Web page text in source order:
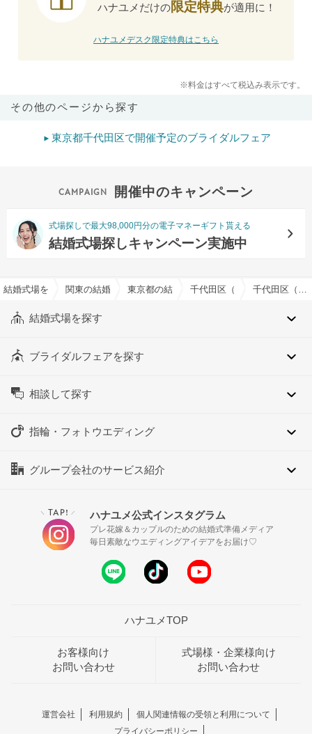
ハナユメだけの限定特典が適用に！
ハナユメデスク限定特典はこちら
※料金はすべて税込み表示です。
その他のページから探す
東京都千代田区で開催予定のブライダルフェア
開催中のキャンペーン
式場探しで最大98,000円分の電子マネーギフト貰える
結婚式場探しキャンペーン実施中
結婚式場を探すならハナユメ
関東の結婚式場東京都の結婚式場千代田区（東京都）の結婚式
千代田区（東京都）の約10人でおすすめの結婚式場・挙式会場一覧
結婚式場を探す
ブライダルフェアを探す
相談して探す
指輪・フォトウエディング
グループ会社のサービス紹介
＼ TAP! ／ ハナユメ公式インスタグラム
プレ花嫁＆カップルのための結婚式準備メディア
毎日素敵なウエディングアイデアをお届け♡
ハナユメTOP
お客様向け
お問い合わせ
式場様・企業様向け
お問い合わせ
運営会社 利用規約
個人関連情報の受領と利用について
プライバシーポリシー